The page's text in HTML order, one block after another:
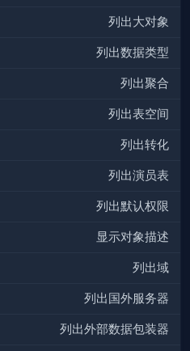
列出大对象
列出数据类型
列出聚合
列出表空间
列出转化
列出演员表
列出默认权限
显示对象描述
列出域
列出国外服务器
列出外部数据包装器